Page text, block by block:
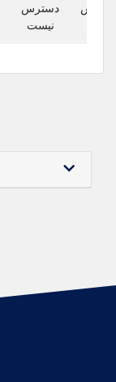
دسترس
نیست